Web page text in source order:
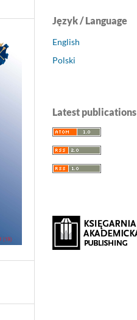
Język / Language
English
Polski
Latest publications